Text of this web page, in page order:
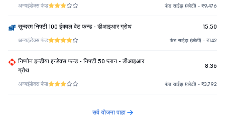
अन्यइंडेक्स फंड फंड साईझ (कोटी) - ₹9,476
सुन्दरम निफ्टी 100 ईक्वल वेट फन्ड - डीआइआर ग्रोथ 15.50
अन्यइंडेक्स फंड फंड साईझ (कोटी) - ₹142
निप्पोन इन्डीया इन्डेक्स फन्ड - निफ्टी 50 प्लान - डीआइआर
ग्रोथ
8.36
अन्यइंडेक्स फंड फंड साईझ (कोटी) - ₹3,792
सर्व योजना पाहा